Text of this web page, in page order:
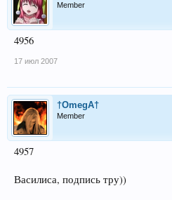
Member
4956
17 июл 2007
†OmegA†
Member
4957
Василиса, подпись тру))